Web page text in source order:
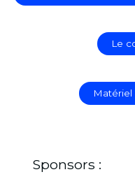
Le
Sponsors :